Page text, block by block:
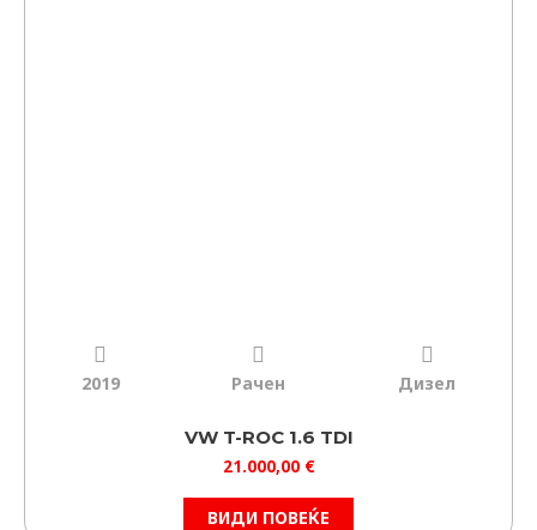
2019 Рачен Дизел
VW T-ROC 1.6 TDI
21.000,00 €
ВИДИ ПОВЕЌЕ